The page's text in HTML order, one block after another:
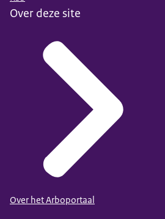
Over deze site
Over het Arboportaal